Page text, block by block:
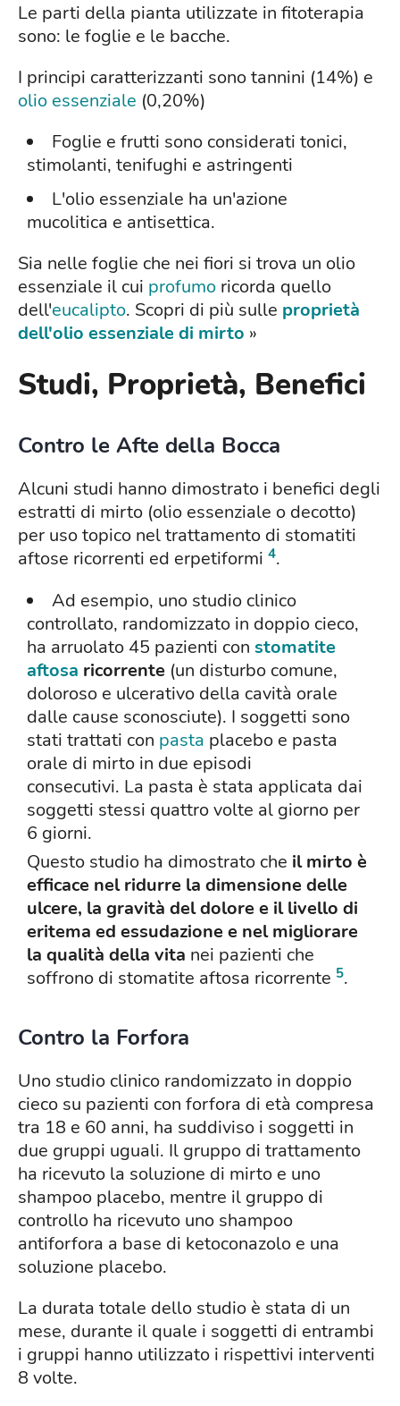
Le parti della pianta utilizzate in fitoterapia
sono: le foglie e le bacche.
I principi caratterizzanti sono tannini (14%) e
olio essenziale (0,20%)
Foglie e frutti sono considerati tonici,
stimolanti, tenifughi e astringenti
L'olio essenziale ha un'azione
mucolitica e antisettica.
Sia nelle foglie che nei fiori si trova un olio
essenziale il cui profumo ricorda quello
dell'eucalipto. Scopri di più sulle proprietà
dell'olio essenziale di mirto »
Studi, Proprietà, Benefici
Contro le Afte della Bocca
Alcuni studi hanno dimostrato i benefici degli
estratti di mirto (olio essenziale o decotto)
per uso topico nel trattamento di stomatiti
aftose ricorrenti ed erpetiformi 4.
Ad esempio, uno studio clinico
controllato, randomizzato in doppio cieco,
ha arruolato 45 pazienti con stomatite
aftosa ricorrente (un disturbo comune,
doloroso e ulcerativo della cavità orale
dalle cause sconosciute). I soggetti sono
stati trattati con pasta placebo e pasta
orale di mirto in due episodi
consecutivi. La pasta è stata applicata dai
soggetti stessi quattro volte al giorno per
6 giorni.
Questo studio ha dimostrato che il mirto è
efficace nel ridurre la dimensione delle
ulcere, la gravità del dolore e il livello di
eritema ed essudazione e nel migliorare
la qualità della vita nei pazienti che
soffrono di stomatite aftosa ricorrente 5.
Contro la Forfora
Uno studio clinico randomizzato in doppio
cieco su pazienti con forfora di età compresa
tra 18 e 60 anni, ha suddiviso i soggetti in
due gruppi uguali. Il gruppo di trattamento
ha ricevuto la soluzione di mirto e uno
shampoo placebo, mentre il gruppo di
controllo ha ricevuto uno shampoo
antiforfora a base di ketoconazolo e una
soluzione placebo.
La durata totale dello studio è stata di un
mese, durante il quale i soggetti di entrambi
i gruppi hanno utilizzato i rispettivi interventi
8 volte.